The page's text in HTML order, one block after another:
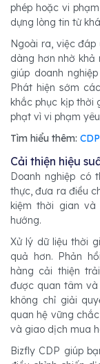
phép hoặc vi
dựng lòng tin từ
Ngoài ra, việc
dàng hơn nhờ khả
giúp doanh
Phát hiện sớm
khắc phục kịp thời
phạt vì vi phạm
Tìm hiểu thêm:
Cải thiện hiệu
Doanh nghiệp có
thực, đưa ra điều
kiệm thời gian
hướng.
Xử lý dữ liệu thời
quả hơn. Phản
hàng cải thiện
được quan tâm và
không chỉ giải
quan hệ vững
và giao dịch mua
Bizfly CDP giúp